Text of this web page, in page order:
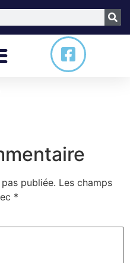
publiée. Les champs
*